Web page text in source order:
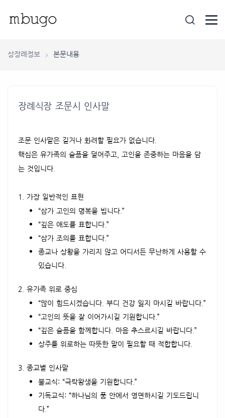
상장례정보 본문내용
장례식장 조문시 인사말
조문 인사말은 길거나 화려할 필요가 없습니다.
핵심은 유가족의 슬픔을 덜어주고, 고인을 존중하는 마음을 담
는 것입니다.
1. 가장 일반적인 표현
“삼가 고인의 명복을 빕니다.”
“깊은 애도를 표합니다.”
“삼가 조의를 표합니다.”
종교나 상황을 가리지 않고 어디서든 무난하게 사용할 수
있습니다.
2. 유가족 위로 중심
“많이 힘드시겠습니다. 부디 건강 잃지 마시길 바랍니다.”
“고인의 뜻을 잘 이어가시길 기원합니다.”
“깊은 슬픔을 함께합니다. 마음 추스르시길 바랍니다.”
상주를 위로하는 따뜻한 말이 필요할 때 적합합니다.
3. 종교별 인사말
불교식: “극락왕생을 기원합니다.”
기독교식: “하나님의 품 안에서 영면하시길 기도드립니
다.”